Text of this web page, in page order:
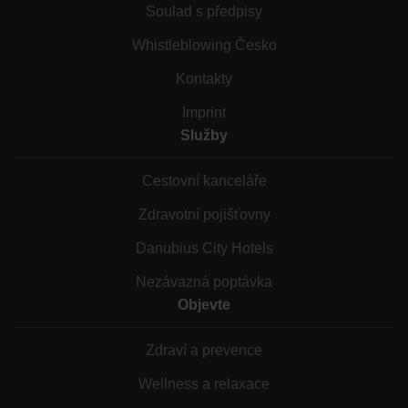
Soulad s předpisy
Whistleblowing Česko
Kontakty
Imprint
Služby
Cestovní kanceláře
Zdravotní pojišťovny
Danubius City Hotels
Nezávazná poptávka
Objevte
Zdraví a prevence
Wellness a relaxace